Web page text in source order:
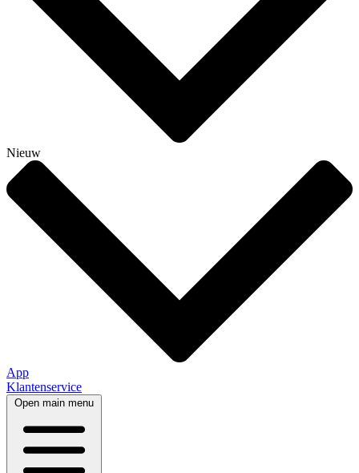
Nieuw
App
Klantenservice
Open main menu